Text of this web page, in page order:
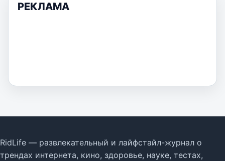
РЕКЛАМА
RidLife — развлекательный и лайфстайл-журнал о
трендах интернета, кино, здоровье, науке, тестах,